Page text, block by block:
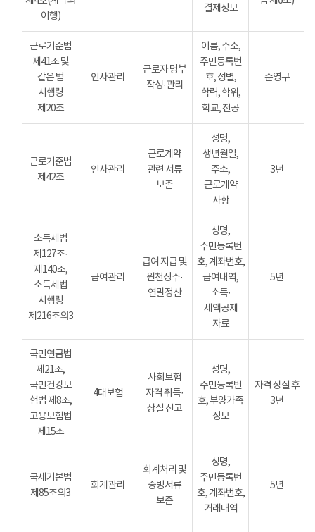
이행)
결제정보
근로기준법
제41조 및
같은 법
시행령
제20조
인사관리
근로자 명부
작성·관리
이름, 주소,
주민등록번
호, 성별,
학력, 학위,
학교, 전공
준영구
근로기준법
제42조
인사관리
근로계약
관련 서류
보존
성명,
생년월일,
주소,
근로계약
사항
3년
소득세법
제127조·
제140조,
소득세법
시행령
제216조의3
급여관리
급여 지급 및
원천징수·
연말정산
성명,
주민등록번
호, 계좌번호,
급여내역,
소득·
세액공제
자료
5년
국민연금법
제21조,
국민건강보
험법 제8조,
고용보험법
제15조
4대보험
사회보험
자격 취득·
상실 신고
성명,
주민등록번
호, 부양가족
정보
자격 상실 후
3년
국세기본법
제85조의3
회계관리
회계처리 및
증빙서류
보존
성명,
주민등록번
호, 계좌번호,
거래내역
5년